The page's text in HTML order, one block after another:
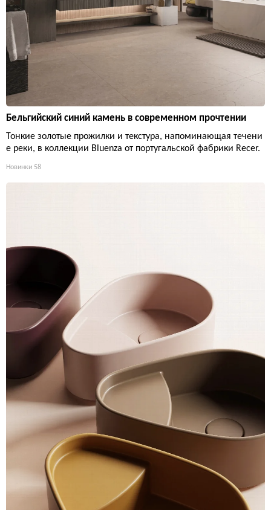
Бельгийский синий камень в современном прочтении
Тонкие золотые прожилки и текстура, напоминающая течени
е реки, в коллекции Bluenza от португальской фабрики Recer.
Новинки 58